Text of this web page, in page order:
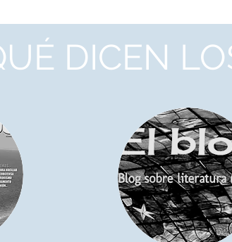
DICEN